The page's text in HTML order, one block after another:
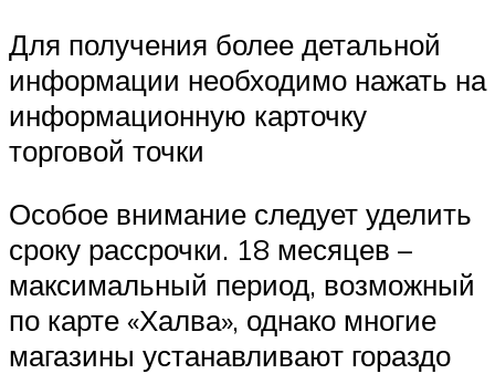
Для получения более детальной
информации необходимо нажать на
информационную карточку
торговой точки
Особое внимание следует уделить
сроку рассрочки. 18 месяцев –
максимальный период, возможный
по карте «Халва», однако многие
магазины устанавливают гораздо